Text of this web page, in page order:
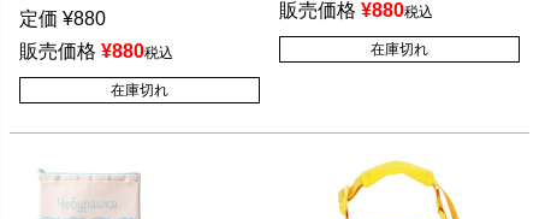
定価 ¥880
販売価格 ¥880税込
在庫切れ
販売価格 ¥880税込
在庫切れ